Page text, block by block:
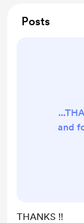
Posts
and
THANKS !!